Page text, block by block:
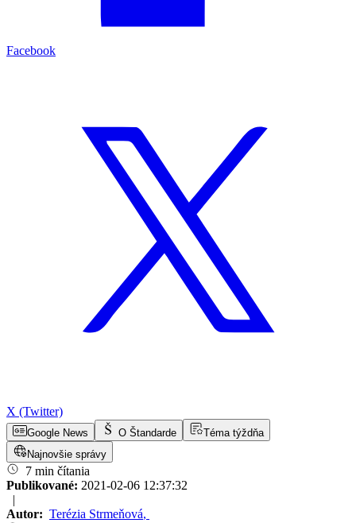
Facebook
X (Twitter)
Google News O Štandarde
Téma týždňa
Najnovšie správy
7 min čítania
Publikované: 2021-02-06 12:37:32
|
Autor: Terézia Strmeňová,